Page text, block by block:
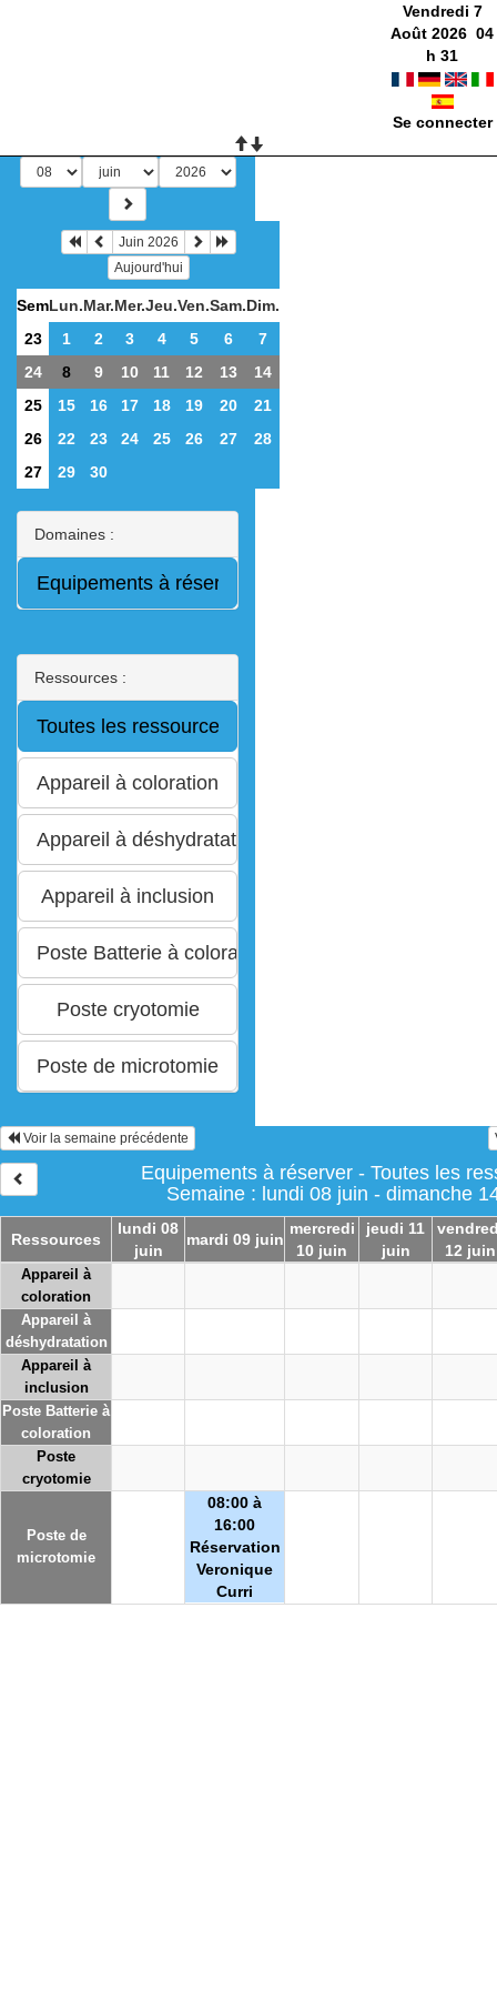
Vendredi 7
Août 2026 04
h31
Se connecter
Juin 2026
Aujourd'hui
SemLun.Mar.Mer.Jeu.Ven.Sam.Dim.
23
1 2 3 4 5 6
7
24
8 9 10 11 12 13
14
25
15 16 17 18 19 20
21
26
22 23 24 25 26 27
28
27
29 30
Domaines :
Ressources :
Voir la semaine précédente
Equipements à réserver - Toutes les
Semaine : lundi 08 juin - dimanche
Ressources
lundi 08
juin
mardi 09 juin
mercredi
10 juin
jeudi 11
juin
12 juin
Appareil à
coloration
Appareil à
déshydratation
Appareil à
inclusion
Poste Batterie à
coloration
Poste
cryotomie
Poste de
microtomie
08:00 à
16:00
Réservation
Veronique
Curri